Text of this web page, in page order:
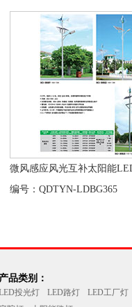
微风感应风光互补太阳能
编号：QDTYN-LDBG365
产品类别：
投光灯 LED路灯
LED工厂灯